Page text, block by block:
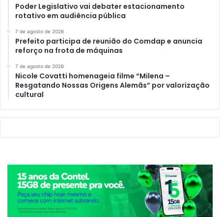
Poder Legislativo vai debater estacionamento
rotativo em audiência pública
7 de agosto de 2026
Prefeito participa de reunião do Comdap e anuncia
reforço na frota de máquinas
7 de agosto de 2026
Nicole Covatti homenageia filme “Milena –
Resgatando Nossas Origens Alemãs” por valorização
cultural